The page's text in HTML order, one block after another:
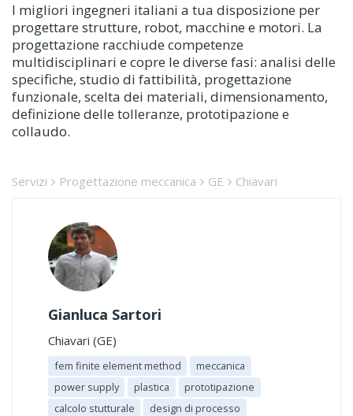
I migliori ingegneri italiani a tua disposizione per
progettare strutture, robot, macchine e motori. La
progettazione racchiude competenze
multidisciplinari e copre le diverse fasi: analisi delle
specifiche, studio di fattibilità, progettazione
funzionale, scelta dei materiali, dimensionamento,
definizione delle tolleranze, prototipazione e
collaudo.
Servizi Progettazione meccanica GE Chiavari
Gianluca Sartori
Chiavari (GE)
fem finite element method
meccanica
power supply
plastica
prototipazione
calcolo stutturale
design di processo